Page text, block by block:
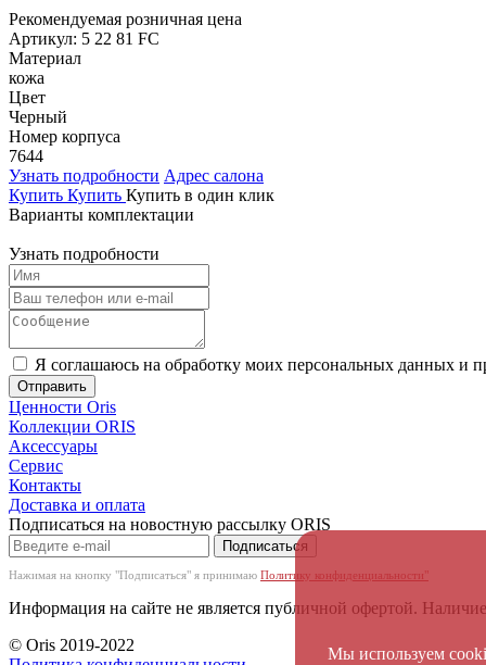
Рекомендуемая розничная цена
Артикул: 5 22 81 FC
Материал
кожа
Цвет
Черный
Номер корпуса
7644
Узнать подробности Адрес салона
Купить Купить Купить в один клик
Варианты комплектации
Узнать подробности
Я соглашаюсь на обработку моих персональных данных и
Отправить
Ценности Oris
Коллекции ORIS
Аксессуары
Сервис
Контакты
Доставка и оплата
Подписаться на новостную рассылку ОRIS
Подписаться
Нажимая на кнопку "Подписаться" я принимаю Политику конфиденциальности"
Информация на сайте не является публичной офертой.
© Oris 2019-2022
Мы используем